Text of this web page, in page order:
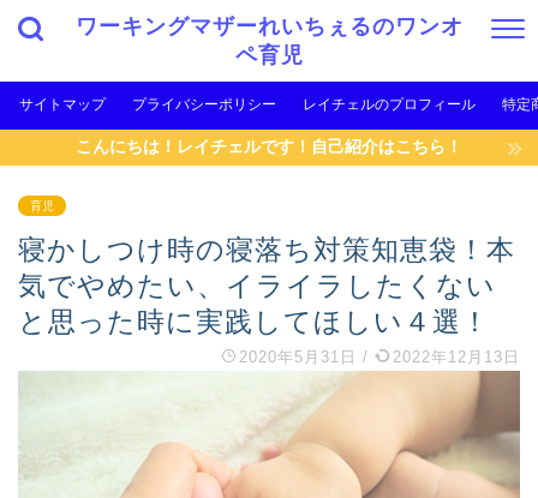
ワーキングマザーれいちぇるのワンオ
ペ育児
サイトマップ プライバシーポリシー レイチェルのプロフィール 特定
こんにちは！レイチェルです！自己紹介はこちら！
育児
寝かしつけ時の寝落ち対策知恵袋！本
気でやめたい、イライラしたくない
と思った時に実践してほしい４選！
2020年5月31日 / 2022年12月13日